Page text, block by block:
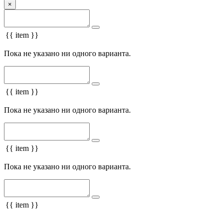
×
{{ item }}
Пока не указано ни одного варианта.
{{ item }}
Пока не указано ни одного варианта.
{{ item }}
Пока не указано ни одного варианта.
{{ item }}